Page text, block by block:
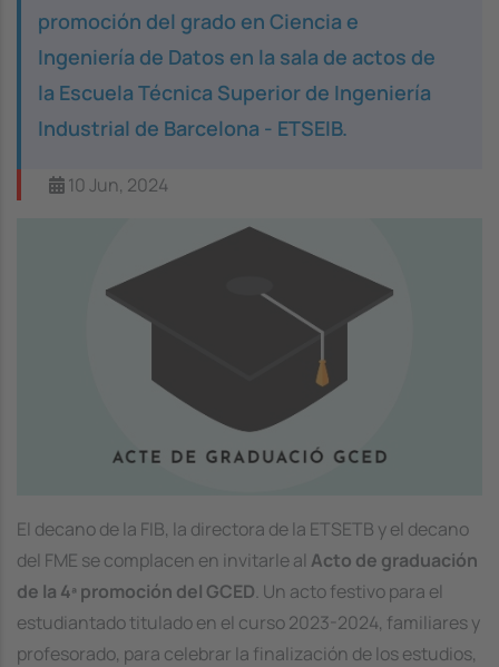
promoción del grado en Ciencia e
Ingeniería de Datos en la sala de actos de
la Escuela Técnica Superior de Ingeniería
Industrial de Barcelona - ETSEIB.
10 Jun, 2024
El decano de la FIB, la directora de la ETSETB y el decano
del FME se complacen en invitarle al Acto de graduación
de la 4ª promoción del GCED. Un acto festivo para el
estudiantado titulado en el curso 2023-2024, familiares y
profesorado, para celebrar la finalización de los estudios,